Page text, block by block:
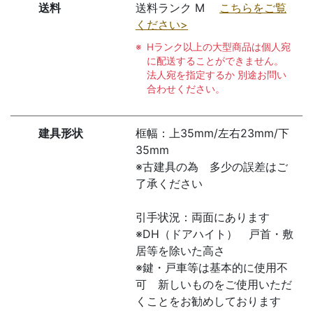
送料 送料ランク M こちらをご覧
ください>
Hランク以上の大型商品は個人宛
に配送することができません。
法人宛を指定するか 別途お問い
合わせください。
建具形状
框幅：上35mm/左右23mm/下
35mm
※古建具の為 多少の誤差はご
了承ください
引手状況：両面にあります
※DH（ドアハイト） 戸首・敷
居等を除いた高さ
※鍵・戸車等は基本的に使用不
可 新しいものをご使用いただ
くことをお勧めしております